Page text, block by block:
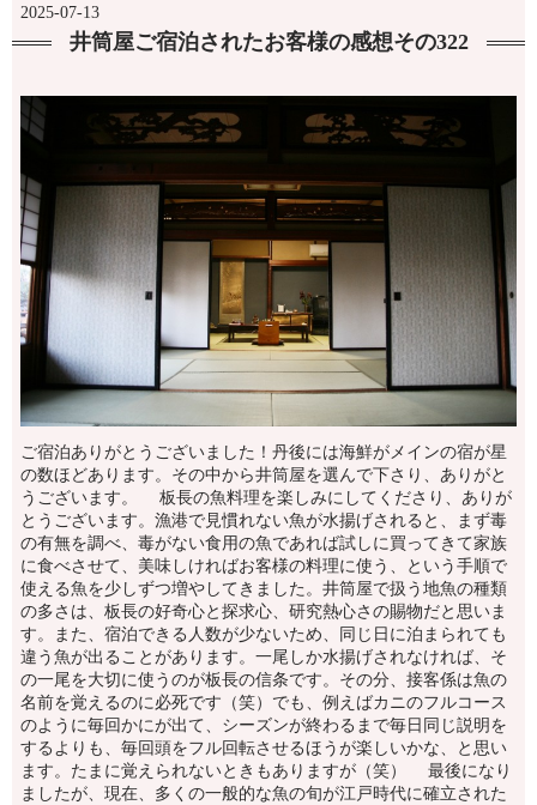
2025-07-13
井筒屋ご宿泊されたお客様の感想その322
ご宿泊ありがとうございました！丹後には海鮮がメインの宿が星
の数ほどあります。その中から井筒屋を選んで下さり、ありがと
うございます。 板長の魚料理を楽しみにしてくださり、ありが
とうございます。漁港で見慣れない魚が水揚げされると、まず毒
の有無を調べ、毒がない食用の魚であれば試しに買ってきて家族
に食べさせて、美味しければお客様の料理に使う、という手順で
使える魚を少しずつ増やしてきました。井筒屋で扱う地魚の種類
の多さは、板長の好奇心と探求心、研究熱心さの賜物だと思いま
す。また、宿泊できる人数が少ないため、同じ日に泊まられても
違う魚が出ることがあります。一尾しか水揚げされなければ、そ
の一尾を大切に使うのが板長の信条です。その分、接客係は魚の
名前を覚えるのに必死です（笑）でも、例えばカニのフルコース
のように毎回かにが出て、シーズンが終わるまで毎日同じ説明を
するよりも、毎回頭をフル回転させるほうが楽しいかな、と思い
ます。たまに覚えられないときもありますが（笑） 最後になり
ましたが、現在、多くの一般的な魚の旬が江戸時代に確立された